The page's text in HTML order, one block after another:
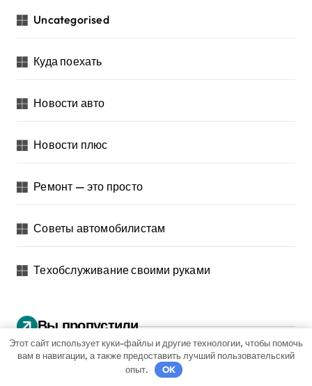
Uncategorised
Куда поехать
Новости авто
Новости плюс
Ремонт — это просто
Советы автомобилистам
Техобслуживание своими руками
Вы пропустили
Советы автомобилистам
Этот сайт использует куки-файлы и другие технологии, чтобы помочь
вам в навигации, а также предоставить лучший пользовательский
опыт.
OK